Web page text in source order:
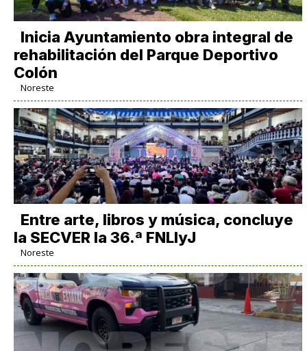
Inicia Ayuntamiento obra integral de
rehabilitación del Parque Deportivo
Colón
Noreste
Entre arte, libros y música, concluye
la SECVER la 36.ª FNLIyJ
Noreste